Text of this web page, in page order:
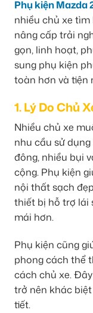
Phụ kiện Mazda
nhiều chủ xe
nâng cấp trải
gọn, linh hoạt,
sung phụ kiện
toàn hơn và tiện
1. Lý Do Chủ
Nhiều chủ xe
nhu cầu sử
đông, nhiều bụi
cộng. Phụ kiện
nội thất sạch
thiết bị hỗ trợ lái
mái hơn.
Phụ kiện cũng
phong cách thể
cách chủ xe.
trở nên khác
tiết.